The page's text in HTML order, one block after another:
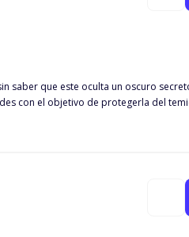
que este oculta un oscuro
con el objetivo de protegerla del
encuentra escondido el clan mafioso
¿Podrán escapar del destino
de intriga, peligro y amor.